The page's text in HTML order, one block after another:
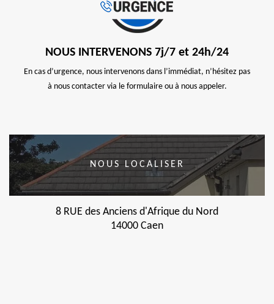
NOUS INTERVENONS 7j/7 et 24h/24
En cas d’urgence, nous intervenons dans l’immédiat, n’hésitez pas
à nous contacter via le formulaire ou à nous appeler.
NOUS LOCALISER
8 RUE des Anciens d'Afrique du Nord
14000 Caen